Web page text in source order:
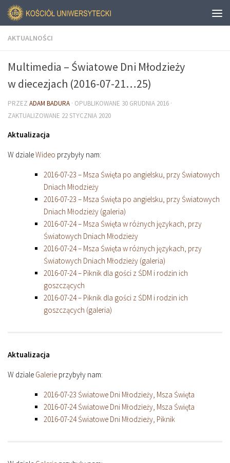
AKTUALNOŚCI
Multimedia – Światowe Dni Młodzieży
w diecezjach (2016-07-21…25)
PRZEZ ADAM BADURA · OPUBLIKOWANE 30 GRUDNIA 2016 ·
ZAKTUALIZOWANE 22 STYCZNIA 2020
Aktualizacja
W dzialeWideo przybyły nam:
2016-07-23 – Msza Święta po angielsku, przy Światowych
Dniach Młodzieży
2016-07-23 – Msza Święta po angielsku, przy Światowych
Dniach Młodzieży (galeria)
2016-07-24 – Msza Święta w różnych językach, przy
Światowych Dniach Młodzieży
2016-07-24 – Msza Święta w różnych językach, przy
Światowych Dniach Młodzieży (galeria)
2016-07-24 – Piknik dla gości z ŚDM i rodzin ich
goszczących
2016-07-24 – Piknik dla gości z ŚDM i rodzin ich
goszczących (galeria)
Aktualizacja
W dziale Galerie przybyły nam:
2016-07-23 Światowe Dni Młodzieży, Msza Święta
2016-07-24 Światowe Dni Młodzieży, Msza Święta
2016-07-24 Światowe Dni Młodzieży, Piknik